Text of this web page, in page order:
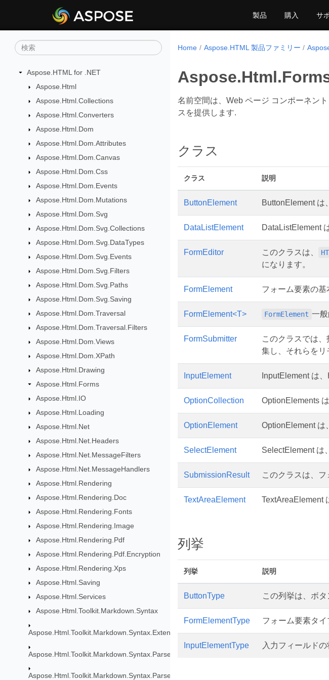
製品 購入 サ
Aspose.HTML for .NET
Aspose.Html
Aspose.Html.Collections
Aspose.Html.Converters
Aspose.Html.Dom
Aspose.Html.Dom.Attributes
Aspose.Html.Dom.Canvas
Aspose.Html.Dom.Css
Aspose.Html.Dom.Events
Aspose.Html.Dom.Mutations
Aspose.Html.Dom.Svg
Aspose.Html.Dom.Svg.Collections
Aspose.Html.Dom.Svg.DataTypes
Aspose.Html.Dom.Svg.Events
Aspose.Html.Dom.Svg.Filters
Aspose.Html.Dom.Svg.Paths
Aspose.Html.Dom.Svg.Saving
Aspose.Html.Dom.Traversal
Aspose.Html.Dom.Traversal.Filters
Aspose.Html.Dom.Views
Aspose.Html.Dom.XPath
Aspose.Html.Drawing
Aspose.Html.Forms
Aspose.Html.IO
Aspose.Html.Loading
Aspose.Html.Net
Aspose.Html.Net.Headers
Aspose.Html.Net.MessageFilters
Aspose.Html.Net.MessageHandlers
Aspose.Html.Rendering
Aspose.Html.Rendering.Doc
Aspose.Html.Rendering.Fonts
Aspose.Html.Rendering.Image
Aspose.Html.Rendering.Pdf
Aspose.Html.Rendering.Pdf.Encryption
Aspose.Html.Rendering.Xps
Aspose.Html.Saving
Aspose.Html.Services
Aspose.Html.Toolkit.Markdown.Syntax
Aspose.Html.Toolkit.Markdown.Syntax.Extensions
Aspose.Html.Toolkit.Markdown.Syntax.Parser
Aspose.Html.Toolkit.Markdown.Syntax.Parser.Extensions.GFM
Home Aspose.HTML 製品ファミリー
名前空間は、Web ページ コンポーネン
スを提供します.
クラス
クラス 説明
ButtonElement ButtonElement は
DataListElement DataListElement
FormEditor このクラスは、
になります。
FormElement フォーム要素の基
FormElement<T> FormElement 一
FormSubmitter このクラスでは
集し、それらを
InputElement InputElement は
OptionCollection OptionElements
OptionElement OptionElement は
SelectElement SelectElement は
SubmissionResult このクラスは、フ
TextAreaElement TextAreaElement
列挙
列挙 説明
ButtonType この列挙は、ボ
FormElementType フォーム要素タ
InputElementType 入力フィールドの